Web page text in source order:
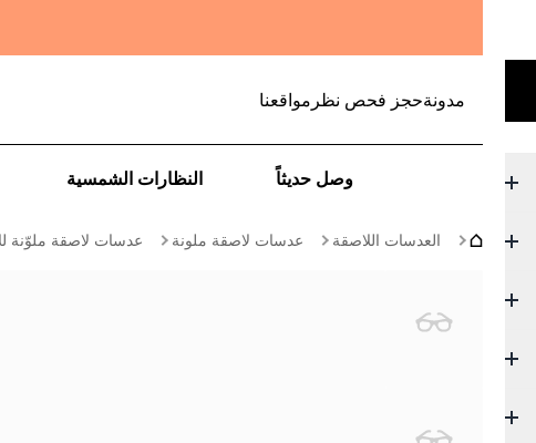
مدونةحجز فحص نظر مواقعنا
وصل حديثاً النظارات الشمسية
العدسات اللاصقة عدسات لاصقة ملونة عدسات لاصقة ملوّنة